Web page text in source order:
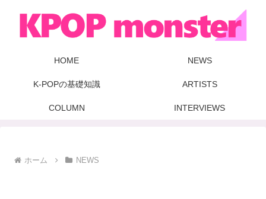
HOME NEWS
K-POPの基礎知識 ARTISTS
COLUMN INTERVIEWS
ホーム NEWS